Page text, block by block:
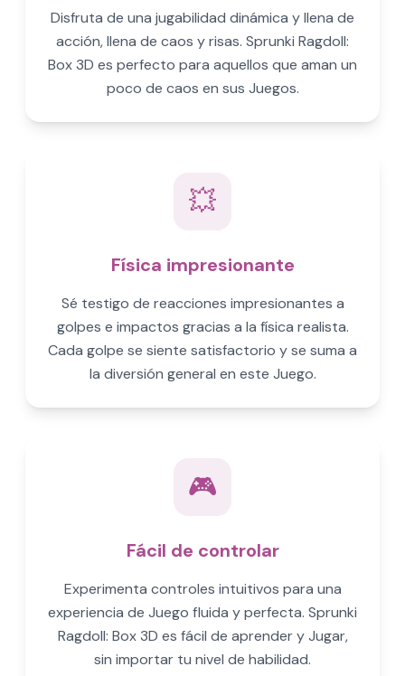
Disfruta de una jugabilidad dinámica y llena de
acción, llena de caos y risas. Sprunki Ragdoll:
Box 3D es perfecto para aquellos que aman un
poco de caos en sus Juegos.
💥
Física impresionante
Sé testigo de reacciones impresionantes a
golpes e impactos gracias a la física realista.
Cada golpe se siente satisfactorio y se suma a
la diversión general en este Juego.
🎮
Fácil de controlar
Experimenta controles intuitivos para una
experiencia de Juego fluida y perfecta. Sprunki
Ragdoll: Box 3D es fácil de aprender y Jugar,
sin importar tu nivel de habilidad.